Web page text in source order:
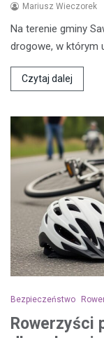
Mariusz Wieczorek
Na terenie gminy
drogowe, w którym
Czytaj dalej
Bezpieczeństwo
Rowerzyści